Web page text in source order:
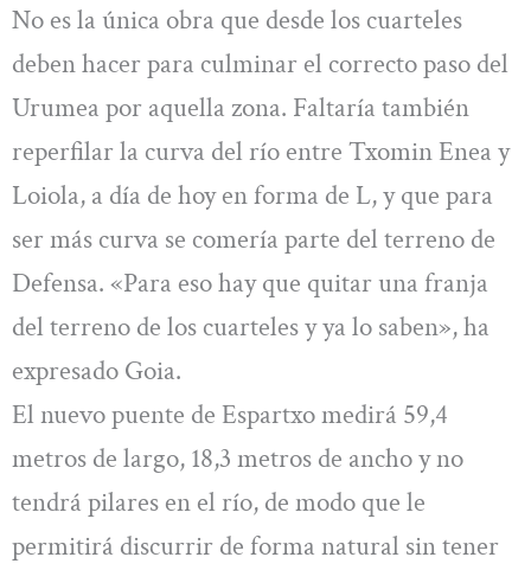
No es la única obra que desde los cuarteles
deben hacer para culminar el correcto paso del
Urumea por aquella zona. Faltaría también
reperfilar la curva del río entre Txomin Enea y
Loiola, a día de hoy en forma de L, y que para
ser más curva se comería parte del terreno de
Defensa. «Para eso hay que quitar una franja
del terreno de los cuarteles y ya lo saben», ha
expresado Goia.
El nuevo puente de Espartxo medirá 59,4
metros de largo, 18,3 metros de ancho y no
tendrá pilares en el río, de modo que le
permitirá discurrir de forma natural sin tener